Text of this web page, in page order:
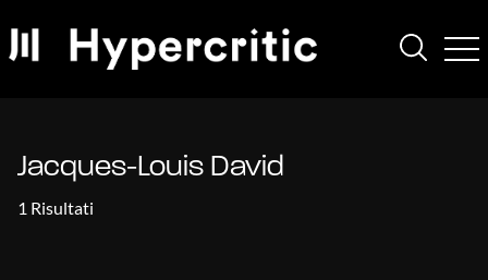
Jacques-Louis David
1 Risultati